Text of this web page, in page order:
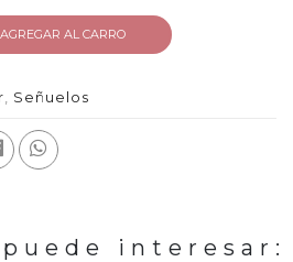
AGREGAR AL CARRO
Señuelos
interesar: